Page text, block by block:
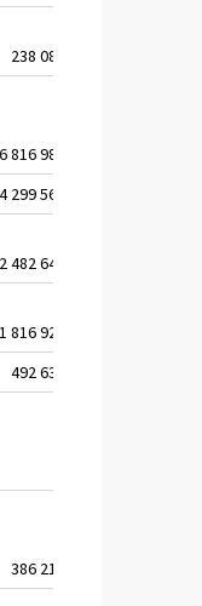
238 083
6 816 987
4 299 566
2 482 641
1 816 925
492 636
386 213